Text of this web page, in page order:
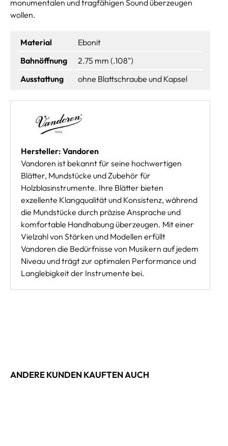
monumentalen und tragfähigen Sound überzeugen
wollen.
Material
Ebonit
Bahnöffnung
2.75 mm (.108")
Ausstattung
ohne Blattschraube und Kapsel
Hersteller: Vandoren
Vandoren ist bekannt für seine hochwertigen
Blätter, Mundstücke und Zubehör für
Holzblasinstrumente. Ihre Blätter bieten
exzellente Klangqualität und Konsistenz, während
die Mundstücke durch präzise Ansprache und
komfortable Handhabung überzeugen. Mit einer
Vielzahl von Stärken und Modellen erfüllt
Vandoren die Bedürfnisse von Musikern auf jedem
Niveau und trägt zur optimalen Performance und
Langlebigkeit der Instrumente bei.
ANDERE KUNDEN KAUFTEN AUCH